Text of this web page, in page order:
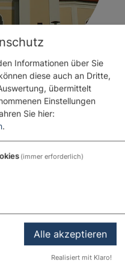
Informationen über Sie
diese auch an Dritte,
übermittelt
Einstellungen
Sie hier:
.
(immer erforderlich)
Alle akzeptieren
Realisiert mit Klaro!